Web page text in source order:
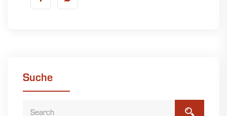
Suche